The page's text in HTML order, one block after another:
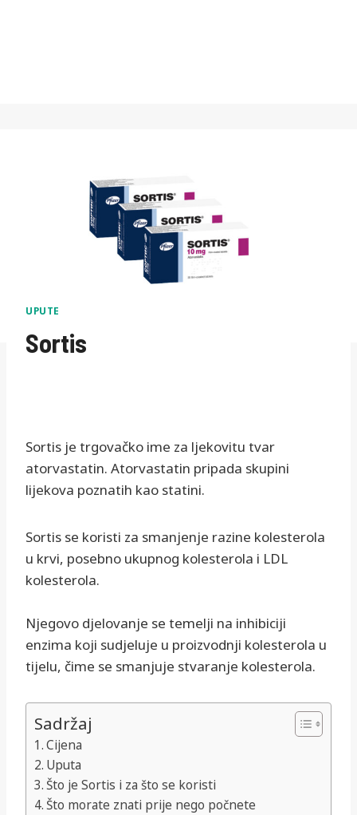
UPUTE
Sortis
Sortis je trgovačko ime za ljekovitu tvar
atorvastatin. Atorvastatin pripada skupini
lijekova poznatih kao statini.
Sortis se koristi za smanjenje razine kolesterola
u krvi, posebno ukupnog kolesterola i LDL
kolesterola.
Njegovo djelovanje se temelji na inhibiciji
enzima koji sudjeluje u proizvodnji kolesterola u
tijelu, čime se smanjuje stvaranje kolesterola.
Sadržaj
Cijena
Uputa
Što je Sortis i za što se koristi
Što morate znati prije nego počnete